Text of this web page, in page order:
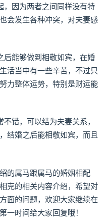
，因为两者之间同样没有特
会发生各种冲突，对夫妻感
后能够做到相敬如宾，在婚
活当中有一些辛苦，不过只
力整体运势，特别是财运能
错，可以结为夫妻关系，
结婚之后能相敬如宾，而且
的属马跟属马的婚姻相配
克的相关内容介绍，希望对
面的问题，欢迎大家继续在
一时间给大家回复哦！